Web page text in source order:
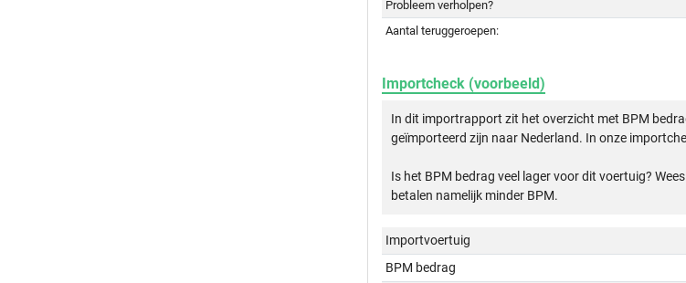
Probleem verholpen?
Aantal teruggeroepen:
Importcheck (voorbeeld)
In dit importrapport zit het overzicht met BPM
geïmporteerd zijn naar Nederland. In onze
Is het BPM bedrag veel lager voor dit voertuig?
betalen namelijk minder BPM.
Importvoertuig
BPM bedrag